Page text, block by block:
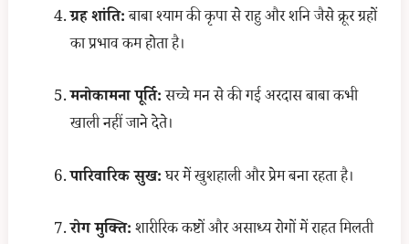
ग्रह शांति:बाबा श्याम की कृपा से राहु और शनि जैसे क्रूर ग्रहों
का प्रभाव कम होता है।
मनोकामना पूर्ति:सच्चे मन से की गई अरदास बाबा कभी
खाली नहीं जाने देते।
पारिवारिक सुख:घर में खुशहाली और प्रेम बना रहता है।
रोग मुक्ति:शारीरिक कष्टों और असाध्य रोगों में राहत मिलती